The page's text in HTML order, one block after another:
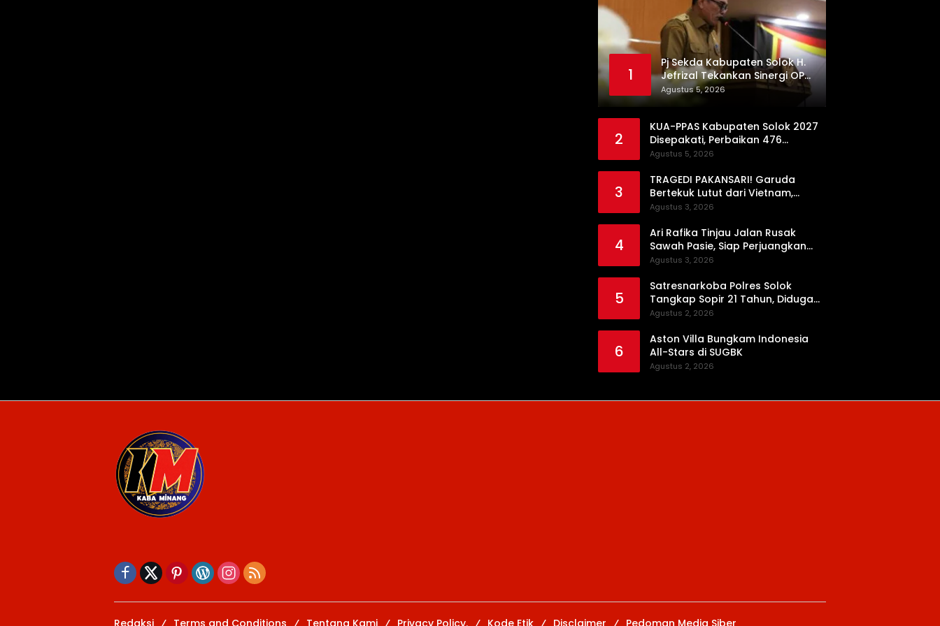
1
Pj Sekda Kabupaten Solok H.
Jefrizal Tekankan Sinergi OPD
demi Percepatan
Pembangunan Daerah
Agustus 5, 2026
2
KUA-PPAS Kabupaten Solok 2027
Disepakati, Perbaikan 476
Kilometer Jalan Rusak Jadi
Agustus 5, 2026
3
TRAGEDI PAKANSARI! Garuda
Bertekuk Lutut dari Vietnam,
Langkah ke Semifinal Kini di Ujung
Agustus 3, 2026
4
Ari Rafika Tinjau Jalan Rusak
Sawah Pasie, Siap Perjuangkan
Perbaikannya di DPRD
Agustus 3, 2026
5
Satresnarkoba Polres Solok
Tangkap Sopir 21 Tahun, Diduga
Kuasai Satu Paket Sabu di Kubung
Agustus 2, 2026
6
Aston Villa Bungkam Indonesia
All-Stars di SUGBK
Agustus 2, 2026